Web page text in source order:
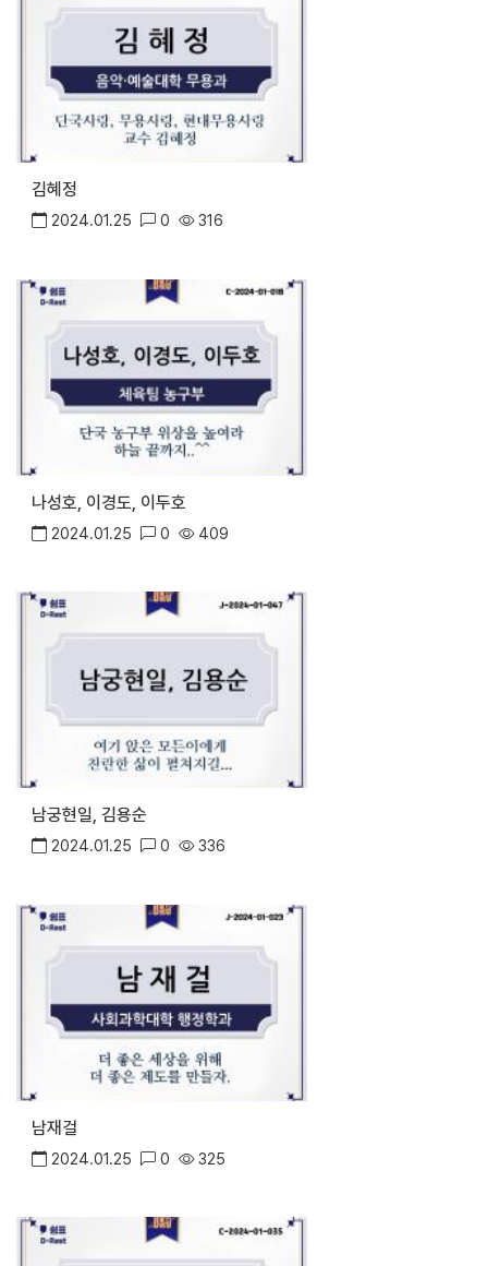
김혜정
2024.01.25 0 316
나성호, 이경도, 이두호
2024.01.25 0 409
남궁현일, 김용순
2024.01.25 0 336
남재걸
2024.01.25 0 325